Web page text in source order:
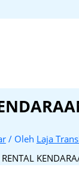
/ Oleh Laja
RENTAL